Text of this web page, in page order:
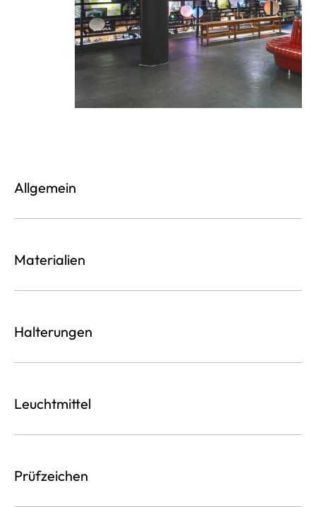
Allgemein
Materialien
Halterungen
Leuchtmittel
Prüfzeichen